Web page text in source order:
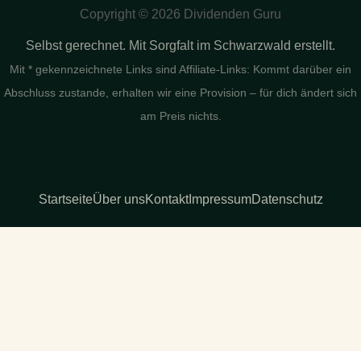
Copyright © 2026 Dividenden Guru
Selbst gerechnet. Mit Sorgfalt im Schwarzwald erstellt.
Mit * gekennzeichnete Links sind Affiliate-Links: Kommt darüber ein
Abschluss zustande, erhalten wir eine Provision – für dich ändert sich
am Preis nichts.
StartseiteÜber unsKontaktImpressumDatenschutz